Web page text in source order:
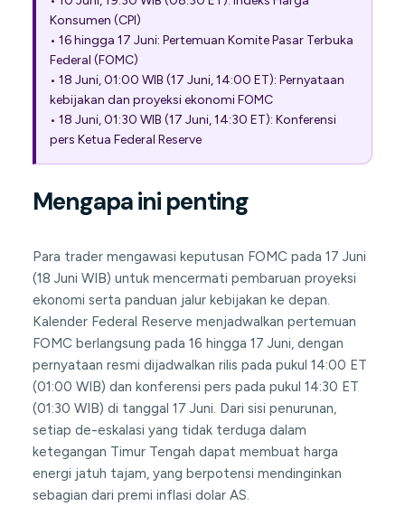
Konsumen (CPI)
• 16 hingga 17 Juni: Pertemuan Komite Pasar Terbuka
Federal (FOMC)
• 18 Juni, 01:00 WIB (17 Juni, 14:00 ET): Pernyataan
kebijakan dan proyeksi ekonomi FOMC
• 18 Juni, 01:30 WIB (17 Juni, 14:30 ET): Konferensi
pers Ketua Federal Reserve
Mengapa ini penting
Para trader mengawasi keputusan FOMC pada 17 Juni
(18 Juni WIB) untuk mencermati pembaruan proyeksi
ekonomi serta panduan jalur kebijakan ke depan.
Kalender Federal Reserve menjadwalkan pertemuan
FOMC berlangsung pada 16 hingga 17 Juni, dengan
pernyataan resmi dijadwalkan rilis pada pukul 14:00 ET
(01:00 WIB) dan konferensi pers pada pukul 14:30 ET
(01:30 WIB) di tanggal 17 Juni. Dari sisi penurunan,
setiap de-eskalasi yang tidak terduga dalam
ketegangan Timur Tengah dapat membuat harga
energi jatuh tajam, yang berpotensi mendinginkan
sebagian dari premi inflasi dolar AS.